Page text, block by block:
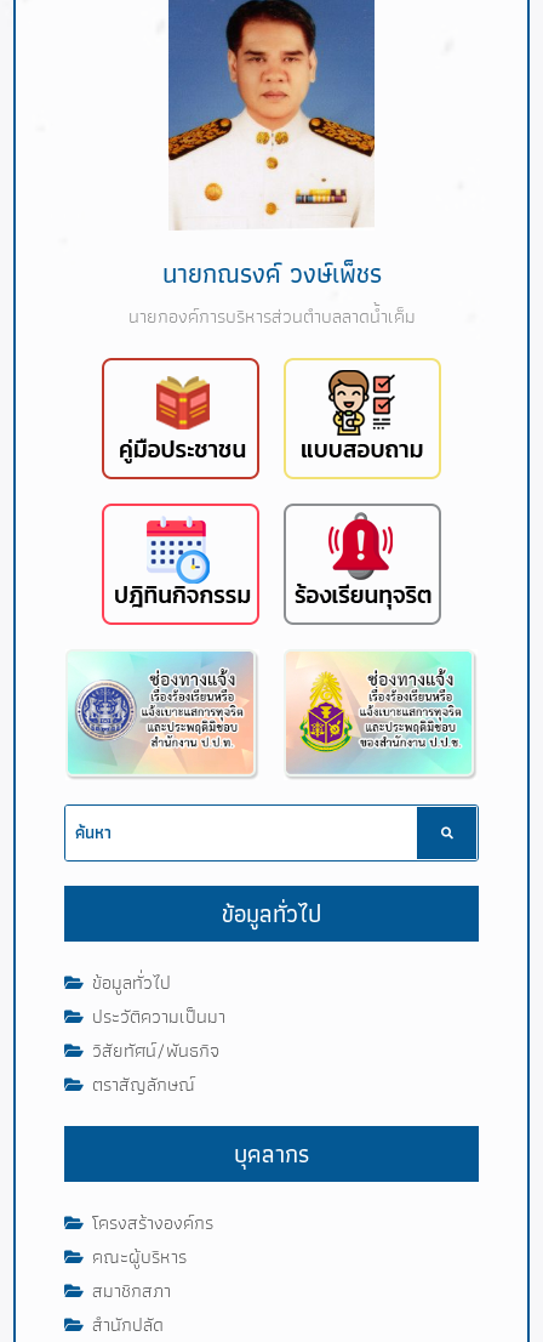
นายกณรงค์ วงษ์เพ็ชร
นายกองค์การบริหารส่วนตำบลลาดน้ำเค็ม
ข้อมูลทั่วไป
ข้อมูลทั่วไป
ประวัติความเป็นมา
วิสัยทัศน์/พันธกิจ
ตราสัญลักษณ์
บุคลากร
โครงสร้างองค์กร
คณะผู้บริหาร
สมาชิกสภา
สำนักปลัด